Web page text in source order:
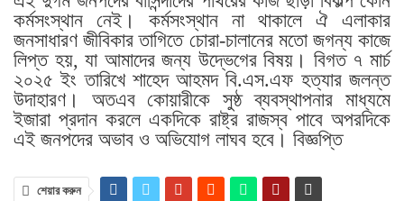
কর্মসংস্থান নেই। কর্মসংস্থান না থাকালে ঐ এলাকার
জনসাধারণ জীবিকার তাগিতে চোরা-চালানের মতো জগন্য কাজে
লিপ্ত হয়, যা আমাদের জন্য উদ্ভেগের বিষয়। বিগত ৭ মার্চ
২০২৫ ইং তারিখে শাহেদ আহমদ বি.এস.এফ হত্যার জলন্ত
উদাহারণ। অতএব কোয়ারীকে সুষ্ঠ ব্যবস্থাপনার মাধ্যমে
ইজারা প্রদান করলে একদিকে রাষ্ট্র রাজস্ব পাবে অপরদিকে
এই জনপদের অভাব ও অভিযোগ লাঘব হবে। বিজ্ঞপ্তি
শেয়ার করুন